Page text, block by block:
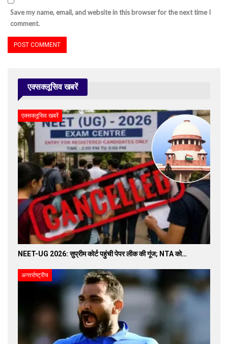
Save my name, email, and website in this browser for the next time I
comment.
एक्सक्लूसिव खबरें
एक्सक्लूसिव खबरें
NEET-UG 2026: सुप्रीम कोर्ट पहुंची पेपर लीक की गूंज; NTA को…
अन्तर्राष्ट्रीय